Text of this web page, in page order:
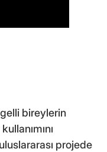
bireylerin
projede